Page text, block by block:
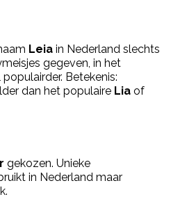
Leia in Nederland slechts
gegeven, in het
Betekenis:
dan het populaire Lia of
gekozen.Unieke
in Nederland maar